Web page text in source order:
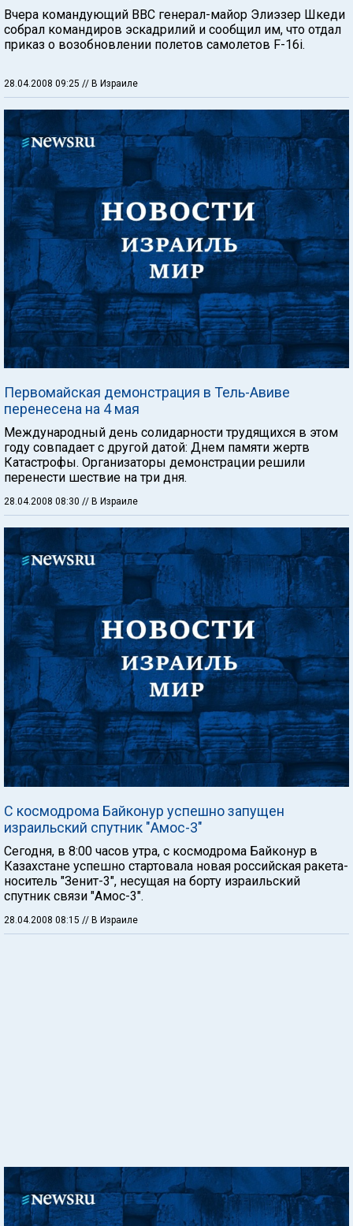
Вчера командующий ВВС генерал-майор Элиэзер Шкеди
собрал командиров эскадрилий и сообщил им, что отдал
приказ о возобновлении полетов самолетов F-16i.
28.04.2008 09:25 // В Израиле
Первомайская демонстрация в Тель-Авиве
перенесена на 4 мая
Международный день солидарности трудящихся в этом
году совпадает с другой датой: Днем памяти жертв
Катастрофы. Организаторы демонстрации решили
перенести шествие на три дня.
28.04.2008 08:30 // В Израиле
С космодрома Байконур успешно запущен
израильский спутник "Амос-3"
Сегодня, в 8:00 часов утра, с космодрома Байконур в
Казахстане успешно стартовала новая российская ракета-
носитель "Зенит-3", несущая на борту израильский
спутник связи "Амос-3".
28.04.2008 08:15 // В Израиле